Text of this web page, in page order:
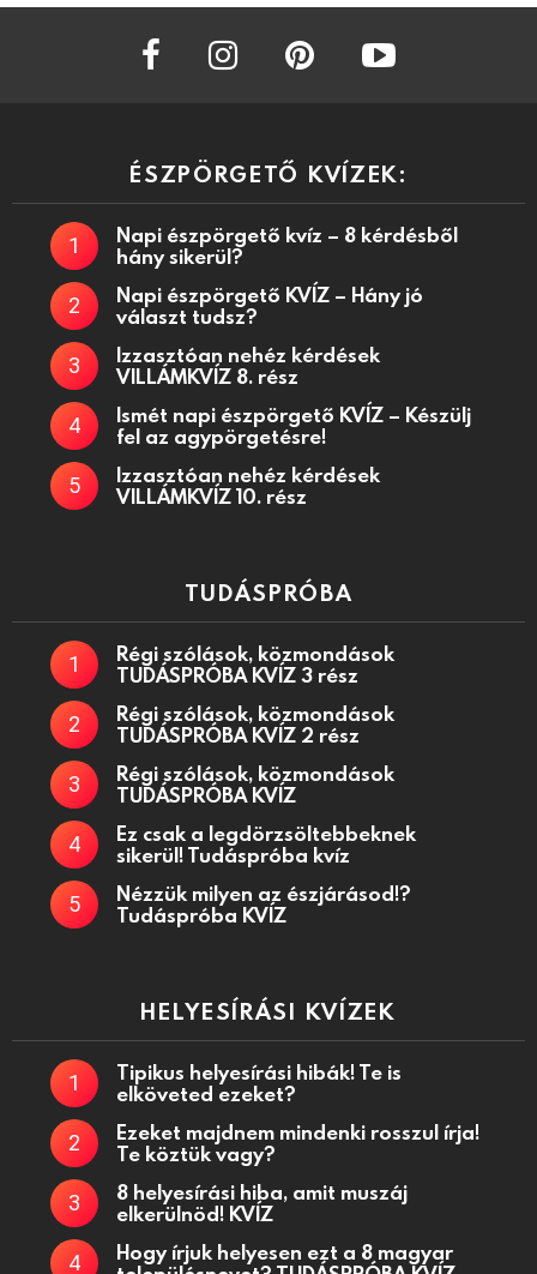
facebook instagram
ÉSZPÖRGETŐ KVÍZEK:
Napi észpörgető kvíz – 8 kérdésből
hány sikerül?
Napi észpörgető KVÍZ – Hány jó
választ tudsz?
Izzasztóan nehéz kérdések
VILLÁMKVÍZ 8. rész
Ismét napi észpörgető KVÍZ – Készülj
fel az agypörgetésre!
Izzasztóan nehéz kérdések
VILLÁMKVÍZ 10. rész
TUDÁSPRÓBA
Régi szólások, közmondások
TUDÁSPRÓBA KVÍZ 3 rész
Régi szólások, közmondások
TUDÁSPRÓBA KVÍZ 2 rész
Régi szólások, közmondások
TUDÁSPRÓBA KVÍZ
Ez csak a legdörzsöltebbeknek
sikerül! Tudáspróba kvíz
Nézzük milyen az észjárásod!?
Tudáspróba KVÍZ
HELYESÍRÁSI KVÍZEK
Tipikus helyesírási hibák! Te is
elköveted ezeket?
Ezeket majdnem mindenki rosszul írja!
Te köztük vagy?
8 helyesírási hiba, amit muszáj
elkerülnöd! KVÍZ
Hogy írjuk helyesen ezt a 8 magyar